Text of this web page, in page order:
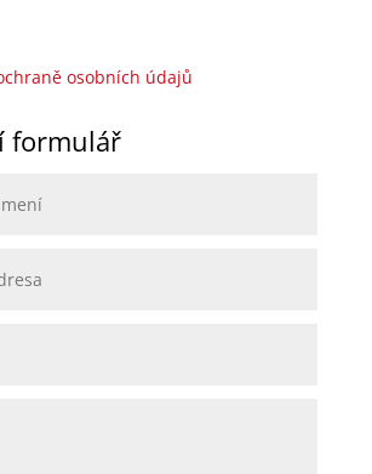
osobních údajů
formulář